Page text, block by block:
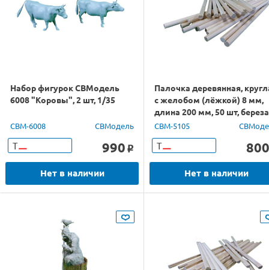
Набор фигурок СВМодель
6008 "Коровы", 2 шт, 1/35
CBM-6008 СВМодель
Т 990 o
Нет в наличии
Палочка деревянная,
с желобом (лёжкой) 8 мм,
длина 200 мм, 50 шт, береза
CBM-5105
Т 800
Нет в наличии